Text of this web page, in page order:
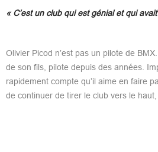
« C’est un club qui est génial et qui
Olivier Picod n’est pas un pilote de
de son fils, pilote depuis des années.
rapidement compte qu’il aime en faire
de continuer de tirer le club vers le